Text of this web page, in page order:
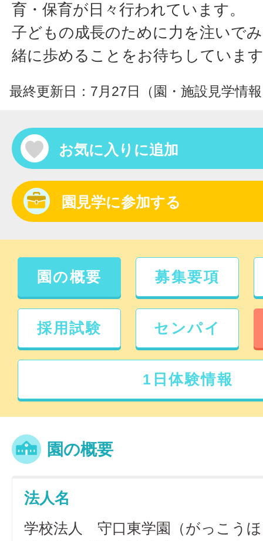
育・保育が日々行われています。
子どもの成長のために力を注いで
緒に歩めることをお待ちしていま
最終更新日：7月27日（園・施設見学情
お気に入りに追加
園見学に参加する
園の概要 募集要項
採用試験 センパイ
1日体験情報
園の概要
法人名
学校法人 守口東学園（がっこう